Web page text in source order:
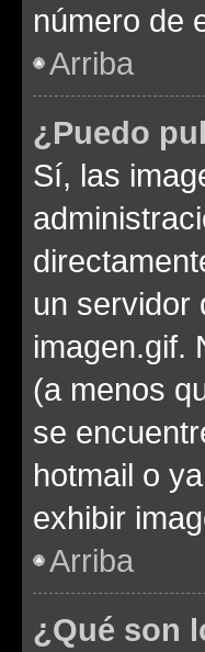
número de
Arriba
¿Puedo
Sí, las
un servidor
imagen.gif.
(a menos
se
hotmail o
exhibir
Arriba
¿Qué son